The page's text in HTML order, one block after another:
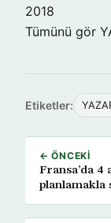
2018
Tümünü gör
Etiketler:
← ÖNCEKI
Fransa’da 4
planlamakla